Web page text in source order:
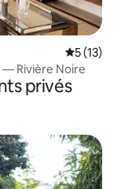
5 (13)
Rivière Noire
privés